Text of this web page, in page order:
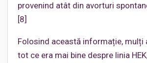
provenind atât din avorturi
[8]
Folosind această informație, mulți
tot ce era mai bine despre linia